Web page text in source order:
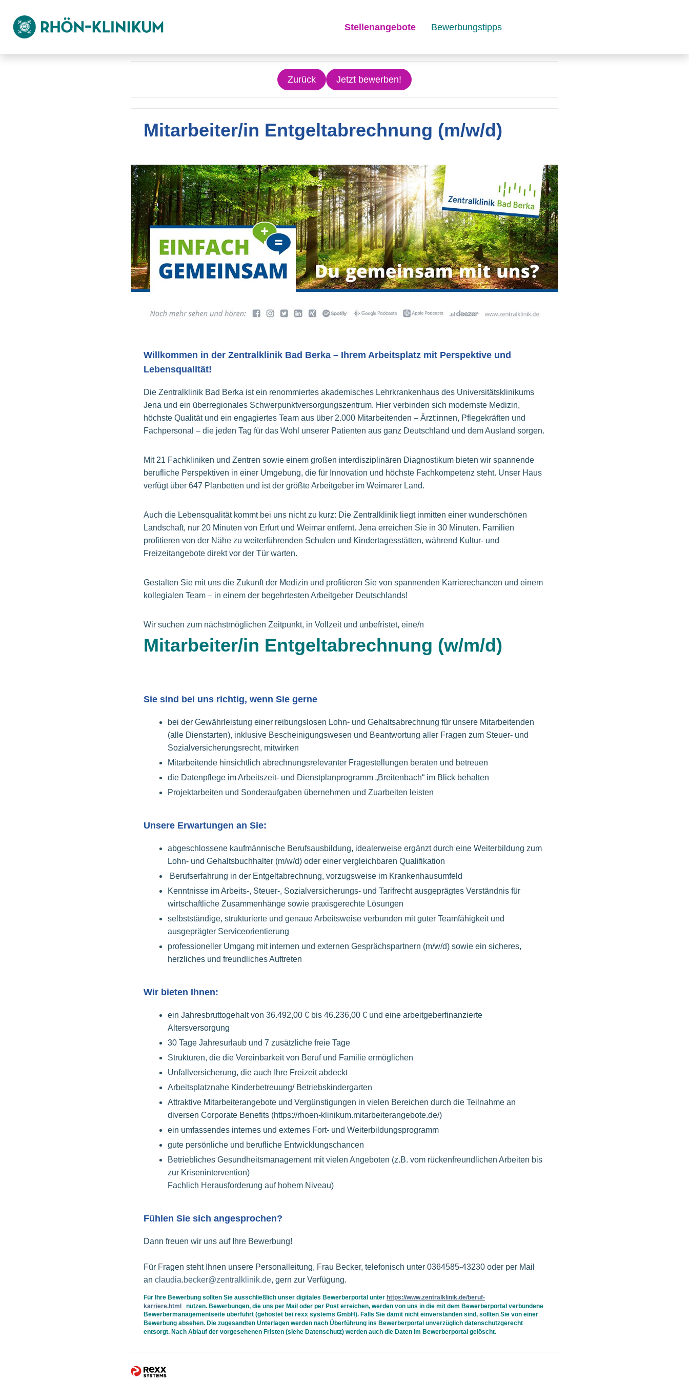
Stellenangebote Bewerbungstipps
Zurück Jetzt bewerben!
Mitarbeiter/in Entgeltabrechnung (m/w/d)
Willkommen in der Zentralklinik Bad Berka – Ihrem Arbeitsplatz mit Perspektive und
Lebensqualität!
Die Zentralklinik Bad Berka ist ein renommiertes akademisches Lehrkrankenhaus des Universitätsklinikums
Jena und ein überregionales Schwerpunktversorgungszentrum. Hier verbinden sich modernste Medizin,
höchste Qualität und ein engagiertes Team aus über 2.000 Mitarbeitenden – Ärzt:innen, Pflegekräften und
Fachpersonal – die jeden Tag für das Wohl unserer Patienten aus ganz Deutschland und dem Ausland sorgen.
Mit 21 Fachkliniken und Zentren sowie einem großen interdisziplinären Diagnostikum bieten wir spannende
berufliche Perspektiven in einer Umgebung, die für Innovation und höchste Fachkompetenz steht. Unser Haus
verfügt über 647 Planbetten und ist der größte Arbeitgeber im Weimarer Land.
Auch die Lebensqualität kommt bei uns nicht zu kurz: Die Zentralklinik liegt inmitten einer wunderschönen
Landschaft, nur 20 Minuten von Erfurt und Weimar entfernt. Jena erreichen Sie in 30 Minuten. Familien
profitieren von der Nähe zu weiterführenden Schulen und Kindertagesstätten, während Kultur- und
Freizeitangebote direkt vor der Tür warten.
Gestalten Sie mit uns die Zukunft der Medizin und profitieren Sie von spannenden Karrierechancen und einem
kollegialen Team – in einem der begehrtesten Arbeitgeber Deutschlands!
Wir suchen zum nächstmöglichen Zeitpunkt, in Vollzeit und unbefristet, eine/n
Mitarbeiter/in Entgeltabrechnung (w/m/d)
Sie sind bei uns richtig, wenn Sie gerne
bei der Gewährleistung einer reibungslosen Lohn- und Gehaltsabrechnung für unsere Mitarbeitenden
(alle Dienstarten), inklusive Bescheinigungswesen und Beantwortung aller Fragen zum Steuer- und
Sozialversicherungsrecht, mitwirken
Mitarbeitende hinsichtlich abrechnungsrelevanter Fragestellungen beraten und betreuen
die Datenpflege im Arbeitszeit- und Dienstplanprogramm „Breitenbach“ im Blick behalten
Projektarbeiten und Sonderaufgaben übernehmen und Zuarbeiten leisten
Unsere Erwartungen an Sie:
abgeschlossene kaufmännische Berufsausbildung, idealerweise ergänzt durch eine Weiterbildung zum
Lohn- und Gehaltsbuchhalter (m/w/d) oder einer vergleichbaren Qualifikation
Berufserfahrung in der Entgeltabrechnung, vorzugsweise im Krankenhausumfeld
Kenntnisse im Arbeits-, Steuer-, Sozialversicherungs- und Tarifrecht ausgeprägtes Verständnis für
wirtschaftliche Zusammenhänge sowie praxisgerechte Lösungen
selbstständige, strukturierte und genaue Arbeitsweise verbunden mit guter Teamfähigkeit und
ausgeprägter Serviceorientierung
professioneller Umgang mit internen und externen Gesprächspartnern (m/w/d) sowie ein sicheres,
herzliches und freundliches Auftreten
Wir bieten Ihnen:
ein Jahresbruttogehalt von 36.492,00 € bis 46.236,00 € und eine arbeitgeberfinanzierte
Altersversorgung
30 Tage Jahresurlaub und 7 zusätzliche freie Tage
Strukturen, die die Vereinbarkeit von Beruf und Familie ermöglichen
Unfallversicherung, die auch Ihre Freizeit abdeckt
Arbeitsplatznahe Kinderbetreuung/ Betriebskindergarten
Attraktive Mitarbeiterangebote und Vergünstigungen in vielen Bereichen durch die Teilnahme an
diversen Corporate Benefits (https://rhoen-klinikum.mitarbeiterangebote.de/)
ein umfassendes internes und externes Fort- und Weiterbildungsprogramm
gute persönliche und berufliche Entwicklungschancen
Betriebliches Gesundheitsmanagement mit vielen Angeboten (z.B. vom rückenfreundlichen Arbeiten bis
zur Krisenintervention)
Fachlich Herausforderung auf hohem Niveau)
Fühlen Sie sich angesprochen?
Dann freuen wir uns auf Ihre Bewerbung!
Für Fragen steht Ihnen unsere Personalleitung, Frau Becker, telefonisch unter 0364585-43230 oder per Mail
an claudia.becker@zentralklinik.de, gern zur Verfügung.
Für Ihre Bewerbung sollten Sie ausschließlich unser digitales Bewerberportal unter https://www.zentralklinik.de/beruf-
karriere.html
nutzen. Bewerbungen, die uns per Mail oder per Post erreichen, werden von uns in die mit dem Bewerberportal verbundene
Bewerbermanagementseite überführt (gehostet bei rexx systems GmbH). Falls Sie damit nicht einverstanden sind, sollten Sie von einer
Bewerbung absehen. Die zugesandten Unterlagen werden nach Überführung ins Bewerberportal unverzüglich datenschutzgerecht
entsorgt. Nach Ablauf der vorgesehenen Fristen (siehe Datenschutz) werden auch die Daten im Bewerberportal gelöscht.